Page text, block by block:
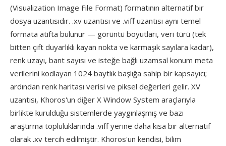
(Visualization Image File Format) formatının alternatif bir
dosya uzantısıdır. .xv uzantısı ve .viff uzantısı aynı temel
formata atıfta bulunur — görüntü boyutları, veri türü (tek
bitten çift duyarlıklı kayan nokta ve karmaşık sayılara kadar),
renk uzayı, bant sayısı ve isteğe bağlı uzamsal konum meta
verilerini kodlayan 1024 baytlık başlığa sahip bir kapsayıcı;
ardından renk haritası verisi ve piksel değerleri gelir. XV
uzantısı, Khoros'un diğer X Window System araçlarıyla
birlikte kurulduğu sistemlerde yaygınlaşmış ve bazı
araştırma topluluklarında .viff yerine daha kısa bir alternatif
olarak .xv tercih edilmiştir. Khoros'un kendisi, bilim